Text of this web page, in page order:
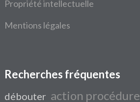
Propriété intellectuelle
Mentions légales
Recherches fréquentes
débouter action procédure